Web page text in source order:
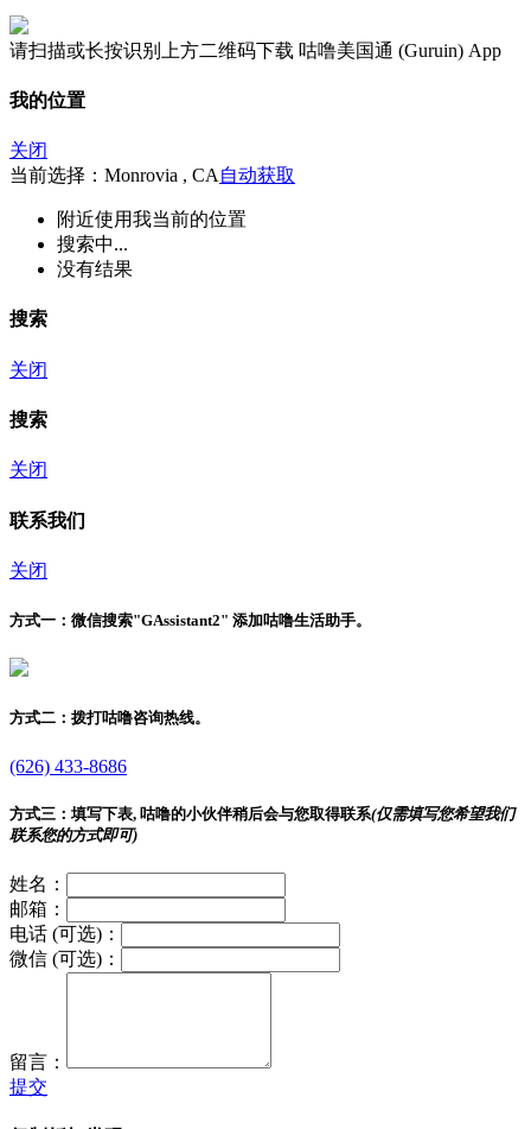
请扫描或长按识别上方二维码下载 咕噜美国通 (Guruin) App
我的位置
关闭
当前选择：Monrovia , CA 自动获取
附近使用我当前的位置
搜索中...
没有结果
搜索
关闭
搜索
关闭
联系我们
关闭
方式一： 微信搜索"GAssistant2" 添加咕噜生活助手。
方式二： 拨打咕噜咨询热线。
(626) 433-8686
方式三： 填写下表, 咕噜的小伙伴稍后会与您取得联系(仅需填写您希望我们
联系您的方式即可)
姓名：
邮箱：
电话 (可选)：
微信 (可选)：
留言：
提交